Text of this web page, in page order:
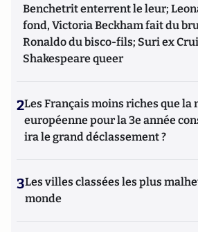
Benchetrit enterrent le leur;
fond, Victoria Beckham fait du
Ronaldo du bisco-fils; Suri ex
Shakespeare queer
2Les Français moins riches que la
européenne pour la 3e année
ira le grand déclassement ?
3Les villes classées les plus
monde